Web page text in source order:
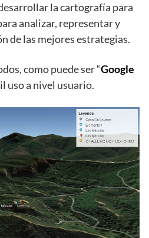
la cartografía para
analizar, representar y
de las mejores estrategias.
como puede ser “Google
uso a nivel usuario.